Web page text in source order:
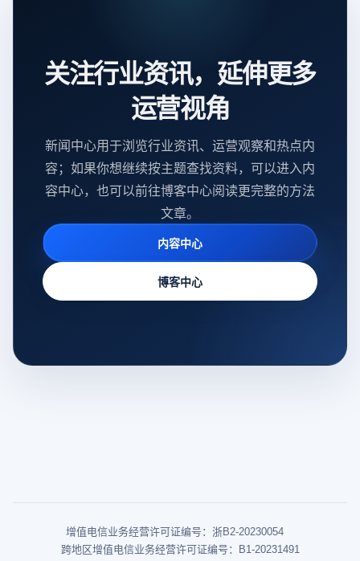
关注行业资讯，延伸更多
运营视角
新闻中心用于浏览行业资讯、运营观察和热点内
容；如果你想继续按主题查找资料，可以进入内
容中心，也可以前往博客中心阅读更完整的方法
文章。
内容中心
博客中心
增值电信业务经营许可证编号：浙B2-20230054
跨地区增值电信业务经营许可证编号：B1-20231491